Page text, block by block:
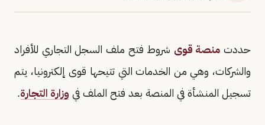
حددت منصة قوى شروط فتح ملف السجل التجاري للأفراد
والشركات، وهي من الخدمات التي تتيحها قوى إلكترونيا، يتم
تسجيل المنشأة في المنصة بعد فتح الملف في وزارة التجارة.